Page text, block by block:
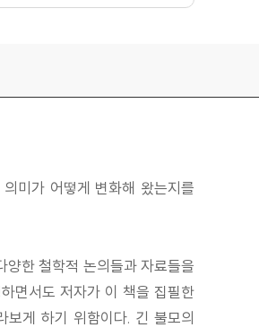
미가 어떻게 변화해 왔는지를
한 철학적 논의들과 자료들을
면서도 저자가 이 책을 집필한
보게 하기 위함이다. 긴 불모의